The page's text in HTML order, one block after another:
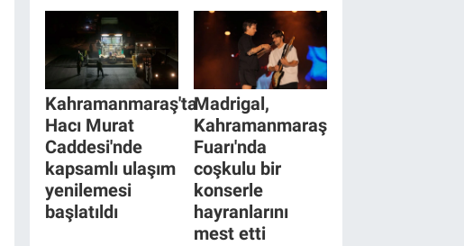
Kahramanmaraş'ta
Hacı Murat
Caddesi'nde
kapsamlı ulaşım
yenilemesi
başlatıldı
Madrigal,
Kahramanmaraş
Fuarı'nda
coşkulu bir
konserle
hayranlarını
mest etti